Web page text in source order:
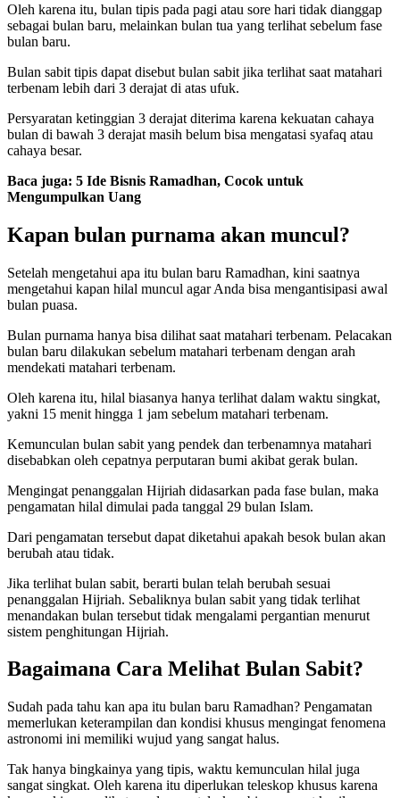
Oleh karena itu, bulan tipis pada pagi atau sore hari tidak dianggap
sebagai bulan baru, melainkan bulan tua yang terlihat sebelum fase
bulan baru.
Bulan sabit tipis dapat disebut bulan sabit jika terlihat saat matahari
terbenam lebih dari 3 derajat di atas ufuk.
Persyaratan ketinggian 3 derajat diterima karena kekuatan cahaya
bulan di bawah 3 derajat masih belum bisa mengatasi syafaq atau
cahaya besar.
Baca juga: 5 Ide Bisnis Ramadhan, Cocok untuk
Mengumpulkan Uang
Kapan bulan purnama akan muncul?
Setelah mengetahui apa itu bulan baru Ramadhan, kini saatnya
mengetahui kapan hilal muncul agar Anda bisa mengantisipasi awal
bulan puasa.
Bulan purnama hanya bisa dilihat saat matahari terbenam. Pelacakan
bulan baru dilakukan sebelum matahari terbenam dengan arah
mendekati matahari terbenam.
Oleh karena itu, hilal biasanya hanya terlihat dalam waktu singkat,
yakni 15 menit hingga 1 jam sebelum matahari terbenam.
Kemunculan bulan sabit yang pendek dan terbenamnya matahari
disebabkan oleh cepatnya perputaran bumi akibat gerak bulan.
Mengingat penanggalan Hijriah didasarkan pada fase bulan, maka
pengamatan hilal dimulai pada tanggal 29 bulan Islam.
Dari pengamatan tersebut dapat diketahui apakah besok bulan akan
berubah atau tidak.
Jika terlihat bulan sabit, berarti bulan telah berubah sesuai
penanggalan Hijriah. Sebaliknya bulan sabit yang tidak terlihat
menandakan bulan tersebut tidak mengalami pergantian menurut
sistem penghitungan Hijriah.
Bagaimana Cara Melihat Bulan Sabit?
Sudah pada tahu kan apa itu bulan baru Ramadhan? Pengamatan
memerlukan keterampilan dan kondisi khusus mengingat fenomena
astronomi ini memiliki wujud yang sangat halus.
Tak hanya bingkainya yang tipis, waktu kemunculan hilal juga
sangat singkat. Oleh karena itu diperlukan teleskop khusus karena